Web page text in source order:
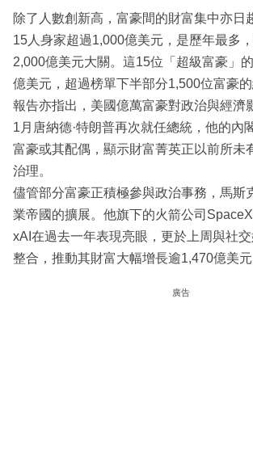
除了人數創新高，富豪間的財富集中亦日
15人身家超過1,000億美元，是歷年最多
2,000億美元大關。這15位「超級富豪」
億美元，超過榜單下半部分1,500位富豪的
報告亦指出，美國億萬富豪對政治與經濟
1月唐納德·特朗普再次就任總統，他的內
富豪或其配偶，顯示財富菁英正以前所未
治理。
儘管部分富豪正積極參與政治事務，馬斯
業帝國的擴展。他旗下的火箭公司
xAI在過去一年表現亮眼，更於上周與社
整合，推動其財富大幅增長逾1,470億美元
廣告